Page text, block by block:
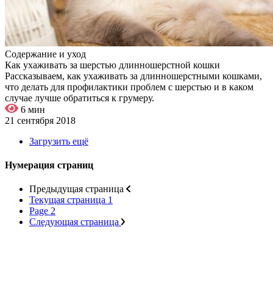
Содержание и уход
Как ухаживать за шерстью длинношерстной кошки
Рассказываем, как ухаживать за длинношерстными кошками,
что делать для профилактики проблем с шерстью и в каком
случае лучше обратиться к грумеру.
6 мин
21 сентября 2018
Загрузить ещё
Нумерация страниц
Предыдущая страница
Текущая страница 1
Page 2
Следующая страница